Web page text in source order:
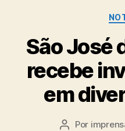
São José
recebe
em
Autor
Por